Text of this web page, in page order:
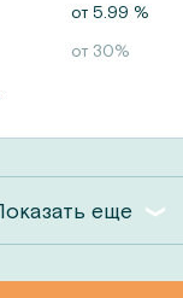
от 5.99 %
от 30%
еще